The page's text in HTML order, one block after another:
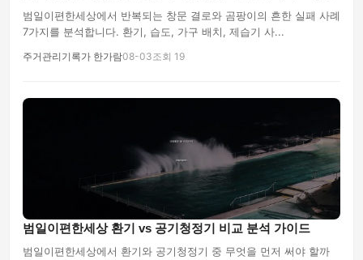
범일이편한세상에서 반복되는 창문 결로와 곰팡이의 흔한 실패 사례
7가지를 분석합니다. 환기, 습도, 가구 배치, 제습기 사...
주거관리기록가 한가람08-03조회 19
범일이편한세상 환기 vs 공기청정기 비교 분석 가이드
범일이편한세상에서 환기와 공기청정기 중 무엇을 먼저 써야 할까